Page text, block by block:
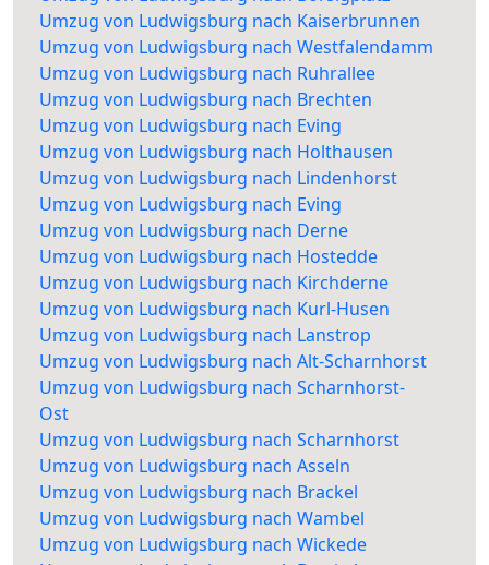
Umzug von Ludwigsburg nach Kaiserbrunnen
Umzug von Ludwigsburg nach Westfalendamm
Umzug von Ludwigsburg nach Ruhrallee
Umzug von Ludwigsburg nach Brechten
Umzug von Ludwigsburg nach Eving
Umzug von Ludwigsburg nach Holthausen
Umzug von Ludwigsburg nach Lindenhorst
Umzug von Ludwigsburg nach Eving
Umzug von Ludwigsburg nach Derne
Umzug von Ludwigsburg nach Hostedde
Umzug von Ludwigsburg nach Kirchderne
Umzug von Ludwigsburg nach Kurl-Husen
Umzug von Ludwigsburg nach Lanstrop
Umzug von Ludwigsburg nach Alt-Scharnhorst
Umzug von Ludwigsburg nach Scharnhorst-
Ost
Umzug von Ludwigsburg nach Scharnhorst
Umzug von Ludwigsburg nach Asseln
Umzug von Ludwigsburg nach Brackel
Umzug von Ludwigsburg nach Wambel
Umzug von Ludwigsburg nach Wickede